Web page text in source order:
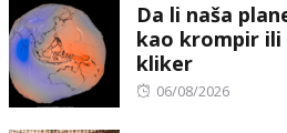
Da li naša
kao krompir ili
kliker
Posted
06/08/2026